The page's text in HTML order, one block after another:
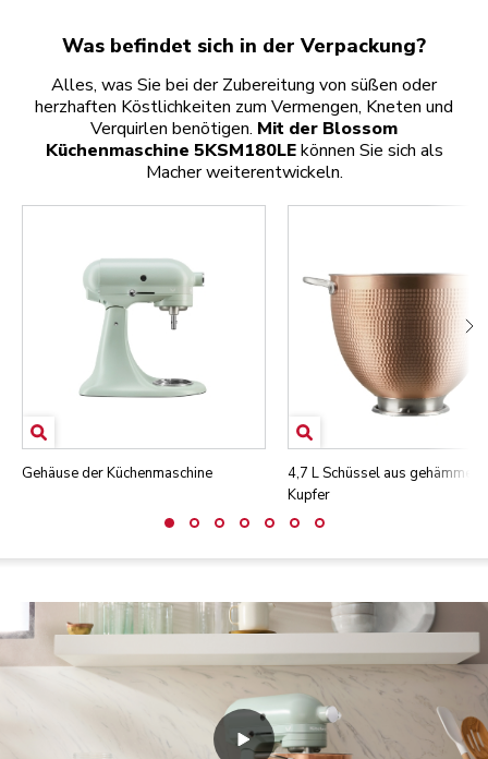
Was befindet sich in der Verpackung?
Alles, was Sie bei der Zubereitung von süßen oder
herzhaften Köstlichkeiten zum Vermengen, Kneten und
Verquirlen benötigen. Mit der Blossom
Küchenmaschine 5KSM180LEkönnen Sie sich als
Macher weiterentwickeln.
Gehäuse der Küchenmaschine
4,7 L Schüssel aus
Kupfer